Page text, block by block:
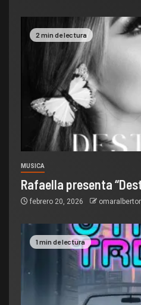
2 min de lectura
MUSICA
Rafaella presenta
febrero 20, 2026
1 min de lectura